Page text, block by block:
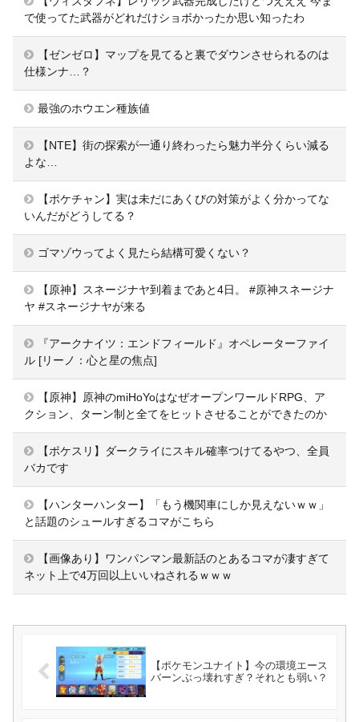
で使ってた武器がどれだけショボかったか思い知ったわ
【ゼンゼロ】マップを見てると裏でダウンさせられるのは
仕様ンナ…？
最強のホウエン種族値
【NTE】街の探索が一通り終わったら魅力半分くらい減る
よな…
【ポケチャン】実は未だにあくびの対策がよく分かってな
いんだがどうしてる？
ゴマゾウってよく見たら結構可愛くない？
【原神】スネージナヤ到着まであと4日。 #原神スネージナ
ヤ #スネージナヤが来る
『アークナイツ：エンドフィールド』オペレーターファイ
ル [リーノ：心と星の焦点]
【原神】原神のmiHoYoはなぜオープンワールドRPG、ア
クション、ターン制と全てをヒットさせることができたのか
【ポケスリ】ダークライにスキル確率つけてるやつ、全員
バカです
【ハンターハンター】「もう機関車にしか見えないｗｗ」
と話題のシュールすぎるコマがこちら
【画像あり】ワンパンマン最新話のとあるコマが凄すぎて
ネット上で4万回以上いいねされるｗｗｗ
【ポケモンユナイト】今の環境エース
バーンぶっ壊れすぎ？それとも弱い？